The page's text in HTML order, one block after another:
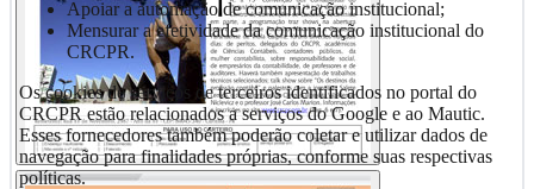
Apoiar a automação de comunicação institucional;
Mensurar a efetividade da comunicação institucional do
CRCPR.
Os cookies de serviços de terceiros identificados no portal do
CRCPR estão relacionados a serviços do Google e ao Mautic.
Esses fornecedores também poderão coletar e utilizar dados de
navegação para finalidades próprias, conforme suas respectivas
políticas.